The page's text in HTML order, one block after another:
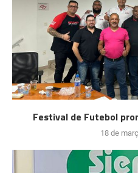
Festival de Futebol
18 de